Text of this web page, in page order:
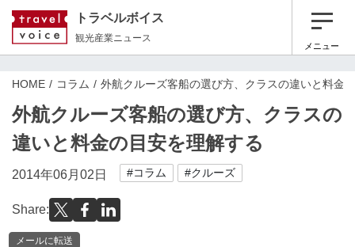
トラベルボイス
観光産業ニュース
メニュー
HOME コラム 外航クルーズ客船の選び方、クラスの違いと料金
外航クルーズ客船の選び方、クラスの
違いと料金の目安を理解する
2014年06月02日 #コラム #クルーズ
Share:
メールに転送